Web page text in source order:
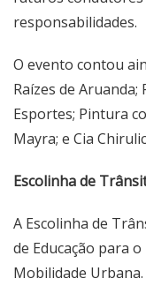
responsabilidades.
O evento contou
Raízes de Aruanda;
Esportes; Pintura
Mayra; e Cia
Escolinha de
A Escolinha de
de Educação para
Mobilidade